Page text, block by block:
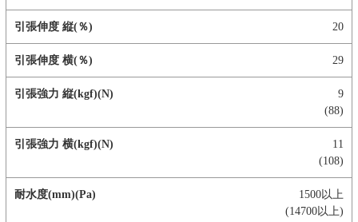
20
29
9
(88)
11
(108)
1500以上
(14700以上)